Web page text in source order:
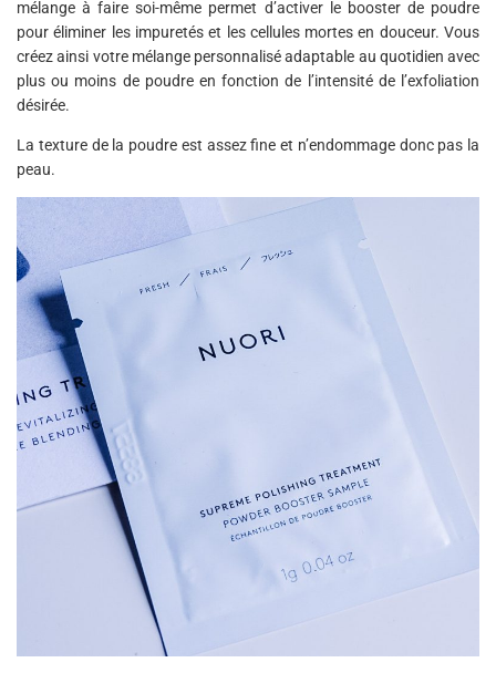
mélange à faire soi-même permet d’activer le booster de poudre
pour éliminer les impuretés et les cellules mortes en douceur. Vous
créez ainsi votre mélange personnalisé adaptable au quotidien avec
plus ou moins de poudre en fonction de l’intensité de l’exfoliation
désirée.
La texture de la poudre est assez fine et n’endommage donc pas la
peau.